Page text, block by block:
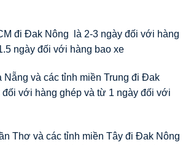
đi Đak Nông là 2-3 ngày đối với hàng
ngày đối với hàng bao xe
Nẵng và các tỉnh miền Trung đi Đak
đối với hàng ghép và từ 1 ngày đối với
Thơ và các tỉnh miền Tây đi Đak Nông